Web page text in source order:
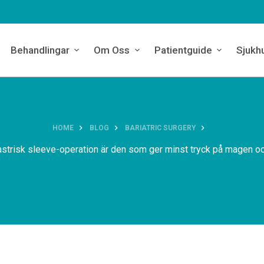
Behandlingar Om Oss Patientguide
HOME BLOG BARIATRIC SURGERY
sleeve-operation är den som ger minst tryck på magen